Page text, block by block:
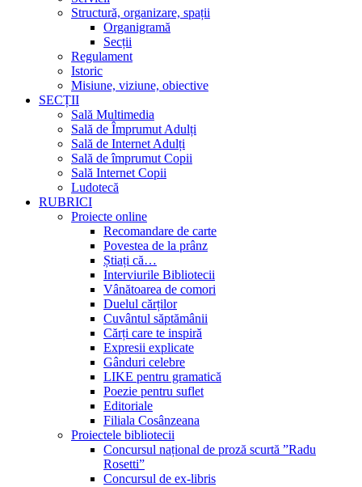
Structură, organizare, spații
Organigramă
Secții
Regulament
Istoric
Misiune, viziune, obiective
SECȚII
Sală Multimedia
Sală de Împrumut Adulți
Sală de Internet Adulți
Sală de împrumut Copii
Sală Internet Copii
Ludotecă
RUBRICI
Proiecte online
Recomandare de carte
Povestea de la prânz
Știați că…
Interviurile Bibliotecii
Vânătoarea de comori
Duelul cărților
Cuvântul săptămânii
Cărți care te inspiră
Expresii explicate
Gânduri celebre
LIKE pentru gramatică
Poezie pentru suflet
Editoriale
Filiala Cosânzeana
Proiectele bibliotecii
Concursul național de proză scurtă ”Radu
Rosetti”
Concursul de ex-libris